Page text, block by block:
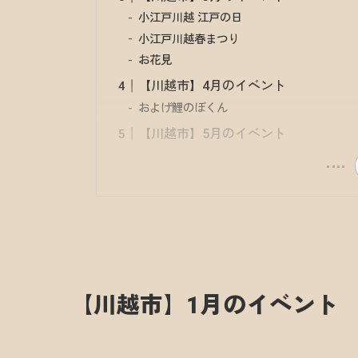
小江戸川越 江戸の日
小江戸川越春まつり
お花見
【川越市】4月のイベント
およげ鯉のぼくん
【川越市】5月のイベント
【川越市】1月のイベント